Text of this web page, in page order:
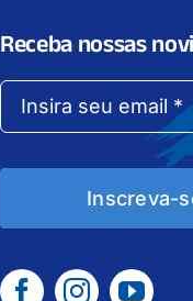
Receba nossas
Inscreva-